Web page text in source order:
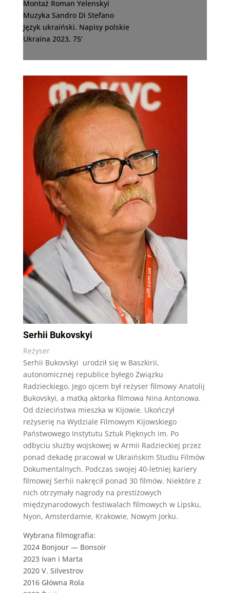
Montaż Roman Yelenskyi
Muzyka Sandro Di Stefano
Język ukraiński. Napisy polskie
Ukraina 2023, 75’
Serhii Bukovskyi
Reżyser
Serhii Bukovskyi urodził się w Baszkirii,
autonomicznej republice byłego Związku
Radzieckiego. Jego ojcem był reżyser filmowy Anatolij
Bukovskyi, a matką aktorka filmowa Nina Antonowa.
Od dzieciństwa mieszka w Kijowie. Ukończył
reżyserię na Wydziale Filmowym Kijowskiego
Państwowego Instytutu Sztuk Pięknych im. Po
odbyciu służby wojskowej w Armii Radzieckiej przez
ponad dekadę pracował w Ukraińskim Studiu Filmów
Dokumentalnych. Podczas swojej 40-letniej kariery
filmowej Serhii nakręcił ponad 30 filmów. Niektóre z
nich otrzymały nagrody na prestiżowych
międzynarodowych festiwalach filmowych w Lipsku,
Nyon, Amsterdamie, Krakowie, Nowym Jorku.
Wybrana filmografia:
2024 Bonjour — Bonsoir
2023 Ivan i Marta
2020 V. Silvestrov
2016 Główna Rola